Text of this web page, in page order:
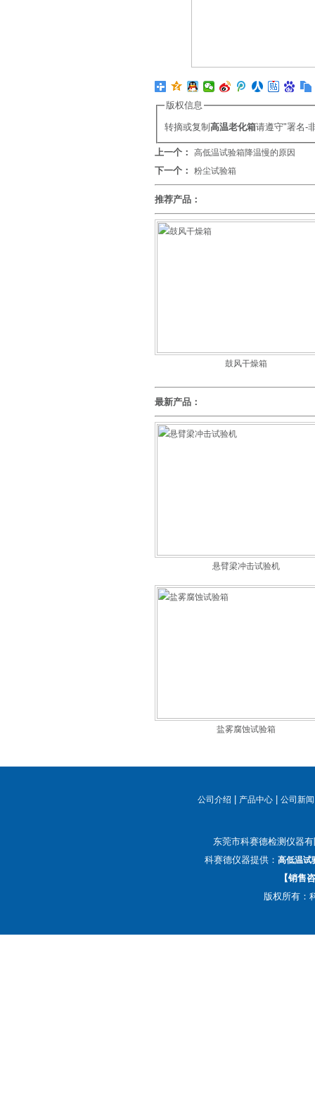
版权信息
转摘或复制高温老化箱请遵守"署名-
上一个： 高低温试验箱降温慢的原因
下一个： 粉尘试验箱
推荐产品：
鼓风干燥箱
最新产品：
悬臂梁冲击试验机
盐雾腐蚀试验箱
公司介绍 | 产品中心 |公司新闻
东莞市科赛德检测仪器
科赛德仪器提供： 高低温试
【销售
版权所有